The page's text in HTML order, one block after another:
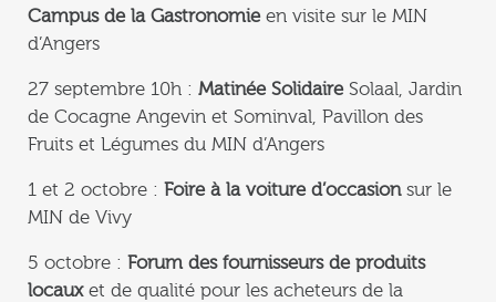
Campus de la Gastronomieen visite sur le MIN
d’Angers
27 septembre 10h : Matinée SolidaireSolaal, Jardin
de Cocagne Angevin et Sominval, Pavillon des
Fruits et Légumes du MIN d’Angers
1 et 2 octobre : Foire à la voiture d’occasionsur le
MIN de Vivy
5 octobre : Forum des fournisseurs de produits
locauxet de qualité pour les acheteurs de la